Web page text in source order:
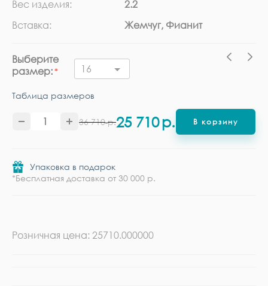
Вес изделия:
2.2
Вставка:
Жемчуг, Фианит
Выберите
размер:
16
Таблица размеров
36 710 р.25 710р. В корзину
Упаковка в подарок
*Бесплатная доставка от 30 000 р.
Розничная цена: 25710.000000